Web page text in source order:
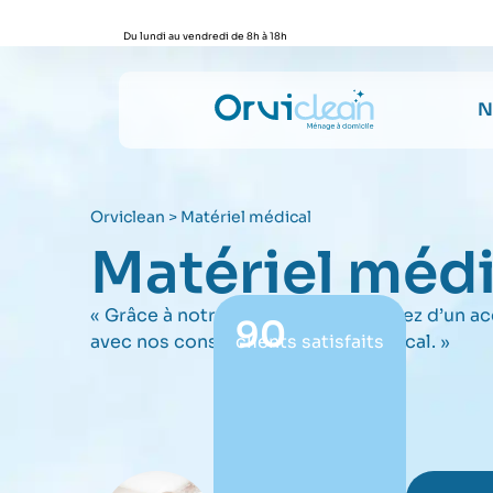
Du lundi au vendredi de 8h à 18h
Orviclean > Matériel médical
Matériel
« Grâce à notre partenaire bénéficiez d’un
avec nos conseils en matériel médical. »
90
clients satisfaits